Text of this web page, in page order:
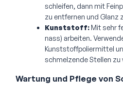
schleifen, dann mit
zu entfernen und Glanz
Kunststoff: Mit sehr
nass) arbeiten.
Kunststoffpoliermittel
schmelzende Stellen zu
Wartung und Pflege von